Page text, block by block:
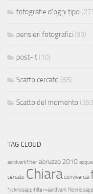
fotografie d'ogni tipo
pensieri fotografici (93)
post-it (10)
Scatto cercato (68)
Scatto del momento
TAG CLOUD
aardvarkfilter abruzzo 2010 acqua
cercato Chiara convivenza
flickriosapp:filter=aardvark